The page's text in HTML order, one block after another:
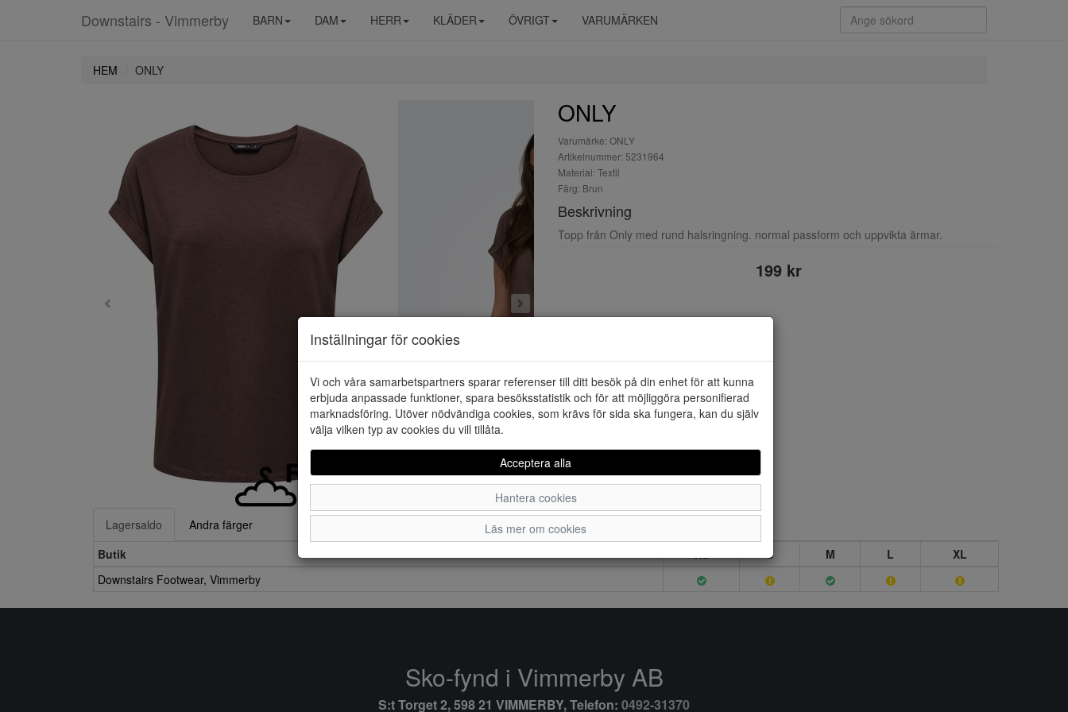
Downstairs - Vimmerby BARN DAM HERR KLÄDER ÖVRIGT VARUMÄRKEN
HEM ONLY
ONLY
Varumärke: ONLY
Artikelnummer: 5231964
Material: Textil
Färg: Brun
Beskrivning
Topp från Only med rund halsringning. normal passform och uppvikta ärmar.
199 kr
Lagersaldo
Andra färger
Butik
XS S M L
XL
Downstairs Footwear, Vimmerby
Inställningar för cookies
Vi och våra samarbetspartners sparar referenser till ditt besök på din enhet för att kunna
erbjuda anpassade funktioner, spara besöksstatistik och för att möjliggöra personifierad
marknadsföring. Utöver nödvändiga cookies, som krävs för sida ska fungera, kan du själv
välja vilken typ av cookies du vill tillåta.
Acceptera alla
Hantera cookies
Läs mer om cookies
Sko-fynd i Vimmerby AB
S:t Torget 2, 598 21 VIMMERBY, Telefon: 0492-31370